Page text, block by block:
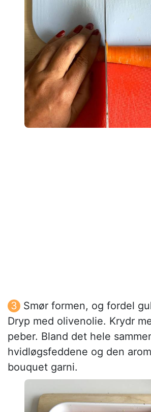
Smør formen, og fordel
Dryp med olivenolie. Krydr
peber. Bland det hele
hvidløgsfeddene og den
bouquet garni.